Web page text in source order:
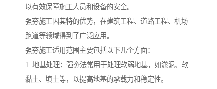
以有效保障施工人员和设备的安全。
强夯施工因其特的优势，在建筑工程、道路工程、机场
跑道等领域得到了广泛应用。
强夯施工适用范围主要包括以下几个方面：
1. 地基处理：强夯法常用于处理软弱地基，如淤泥、软
黏土、填土等，以提高地基的承载力和稳定性。